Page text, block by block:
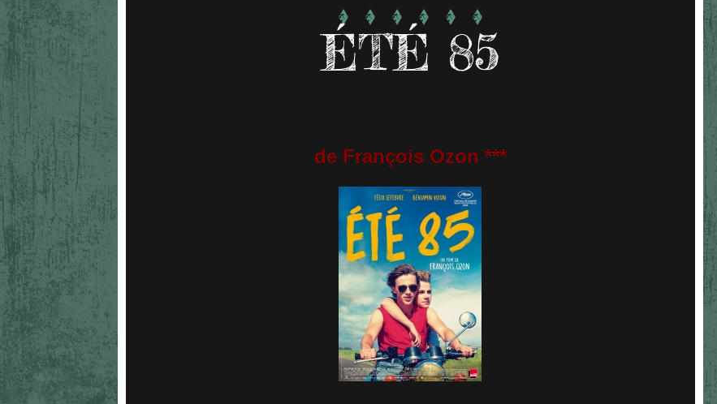
ÉTÉ 85
de François Ozon ***